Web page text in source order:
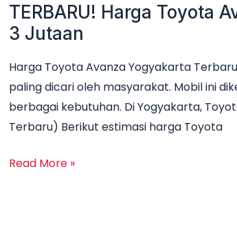
TERBARU! Harga Toyota
3 Jutaan
Harga Toyota Avanza Yogyakarta
paling dicari oleh masyarakat. Mobil ini
berbagai kebutuhan. Di Yogyakarta,
Terbaru) Berikut estimasi harga Toyota
Read More »